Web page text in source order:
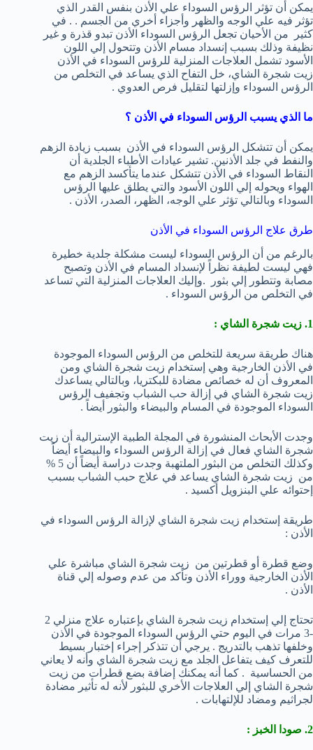
يمكن أن تؤثر الرؤس السوداء علي الأذن بنفس القدر الذي
تؤثر فيه علي الوجه والظهر وأجزاء أخري من الجسم . . في
كثير من الأحيان تجعل الرؤس السوداء الأذن تبدو قذرة و غير
نظيفة وذلك بسبب إنسداد مسام الأذن وتتحول إلي اللون
الأسود تشمل العلاجات المنزلية للرؤس السوداء في الأذن
زيت شجرة الشاي، خل التفاح الذي يساعد في التخلص من
الرؤس السوداء وإزلتها لتقليل فرص العدوي .
ما الذي يسبب الرؤس السوداء في الأذن ؟
يمكن أن تتشكل الرؤس السوداء في الأذن بسبب زيادة الزهم
والنفط في جلد الأذنين. تشير عيادات الأطباء الجلدية أن
النقاط السوداء في الأذن تتشكل عندما يتأكسد الزهم مع
الهواء ويحوله إلي اللون الأسود والتي يطلق عليها الرؤس
السوداء وبالتالي تؤثر علي الوجه، الظهر، الصدر، الأذن .
طرق علاج الرؤس السوداء في الأذن
بالرغم من أن الرؤس السوداء ليست مشكلة جلدية خطيرة
فهي ليست لطيفة نظراً لإنسداد المسام في الأذن وتصبح
مصابة وتتطور إلي بثور .وإليك العلاجات المنزلية التي تساعد
في التخلص من الرؤس السوداء .
1. زيت شجرة الشاي :
هناك طريقة سريعة للتخلص من الرؤس السوداء الموجودة
في الأذن الخارجية وهي إستخدام زيت شجرة الشاي ومن
المعروف أن له خصائص مضادة للبكتريا، وبالتالي يساعدك
زيت شجرة الشاي في إزالة حب الشباب وتجفيف الرؤس
السوداء الموجودة في المسام والبيضاء والبثور أيضاً .
وجدت الأبحاث المنشورة في المجلة الطبية الإسترالية أن زيت
شجرة الشاي فعال في إزالة الرؤس السوداء والبيضاء أيضاً
وكذلك التخلص من البثور الملتهبة وجدت دراسة أيضاً أن 5 %
من زيت شجرة الشاي يساعد في علاج حبب الشباب بسبب
إحتوائه علي البنزويل أكسيد .
طريقة إستخدام زيت شجرة الشاي لإزالة الرؤس السوداء في
الأذن :
وضع قطرة أو قطرتين من زيت شجرة الشاي مباشرة علي
الأذن الخارجية ووراء الأذن وتأكد من عدم وصوله إلي قناة
الأذن .
تحتاج إلي إستخدام زيت شجرة الشاي بإعتباره علاج منزلي 2
-3 مرات في اليوم حتي الرؤس السوداء الموجودة في الأذن
وخلفها تذهب بالتدريج . يرجي أن تتذكر إجراء إختبار بسيط
للتعرف كيف يتفاعل الجلد مع زيت شجرة الشاي وأنه لا يعاني
من الحساسية . كما أنه يمكنك إضافة بضع قطرات من زيت
شجرة الشاي إلي العلاجات الأخري للبثور لأنه له تأثير مضادة
لجراثيم ومضاد للإلتهابات .
2. صودا الخبز :